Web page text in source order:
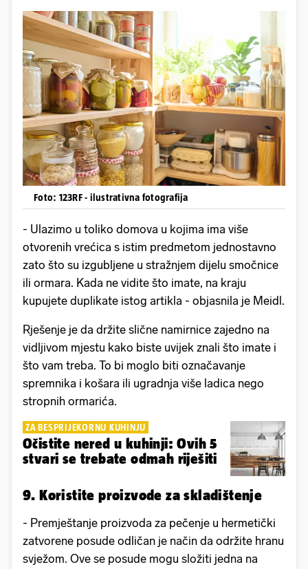
Foto: 123RF - ilustrativna fotografija
- Ulazimo u toliko domova u kojima ima više
otvorenih vrećica s istim predmetom jednostavno
zato što su izgubljene u stražnjem dijelu smočnice
ili ormara. Kada ne vidite što imate, na kraju
kupujete duplikate istog artikla - objasnila je Meidl.
Rješenje je da držite slične namirnice zajedno na
vidljivom mjestu kako biste uvijek znali što imate i
što vam treba. To bi moglo biti označavanje
spremnika i košara ili ugradnja više ladica nego
stropnih ormarića.
ZA BESPRIJEKORNU KUHINJU
Očistite nered u kuhinji: Ovih 5
stvari se trebate odmah riješiti
9. Koristite proizvode za skladištenje
- Premještanje proizvoda za pečenje u hermetički
zatvorene posude odličan je način da održite hranu
svježom. Ove se posude mogu složiti jedna na